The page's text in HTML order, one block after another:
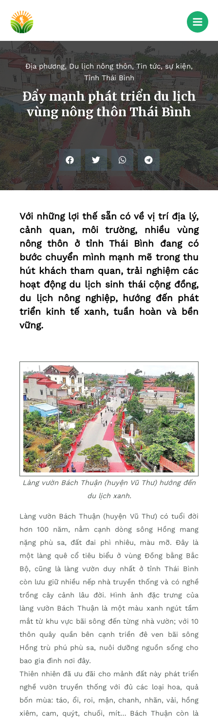
Địa phương,Du lịch nông thôn,Tin tức, sự kiện,
Tỉnh Thái Bình
Đẩy mạnh phát triển du lịch
vùng nông thôn Thái Bình
Với những lợi thế sẵn có về vị trí địa lý,
cảnh quan, môi trường, nhiều vùng
nông thôn ở tỉnh Thái Bình đang có
bước chuyển mình mạnh mẽ trong thu
hút khách tham quan, trải nghiệm các
hoạt động du lịch sinh thái cộng đồng,
du lịch nông nghiệp, hướng đến phát
triển kinh tế xanh, tuần hoàn và bền
vững.
Làng vườn Bách Thuận (huyện Vũ Thư) hướng đến
du lịch xanh.
Làng vườn Bách Thuận (huyện Vũ Thư) có tuổi đời
hơn 100 năm, nằm cạnh dòng sông Hồng mang
nặng phù sa, đất đai phì nhiêu, màu mỡ. Đây là
một làng quê cổ tiêu biểu ở vùng Đồng bằng Bắc
Bộ, cũng là làng vườn duy nhất ở tỉnh Thái Bình
còn lưu giữ nhiều nếp nhà truyền thống và có nghề
trồng cây cảnh lâu đời. Hình ảnh đặc trưng của
làng vườn Bách Thuận là một màu xanh ngút tầm
mắt từ khu vực bãi sông đến từng nhà vườn; với 10
thôn quây quần bên cạnh triền đê ven bãi sông
Hồng trù phú phù sa, nuôi dưỡng nguồn sống cho
bao gia đình nơi đây.
Thiên nhiên đã ưu đãi cho mảnh đất này phát triển
nghề vườn truyền thống với đủ các loại hoa, quả
bốn mùa: táo, ổi, roi, mận, chanh, nhãn, vải, hồng
xiêm, cam, quýt, chuối, mít… Bách Thuận còn là